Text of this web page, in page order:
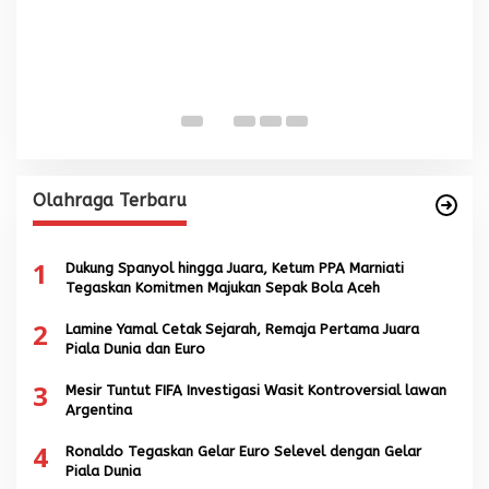
Olahraga Terbaru
1
Dukung Spanyol hingga Juara, Ketum PPA Marniati
Tegaskan Komitmen Majukan Sepak Bola Aceh
2
Lamine Yamal Cetak Sejarah, Remaja Pertama Juara
Piala Dunia dan Euro
3
Mesir Tuntut FIFA Investigasi Wasit Kontroversial lawan
Argentina
4
Ronaldo Tegaskan Gelar Euro Selevel dengan Gelar
Piala Dunia